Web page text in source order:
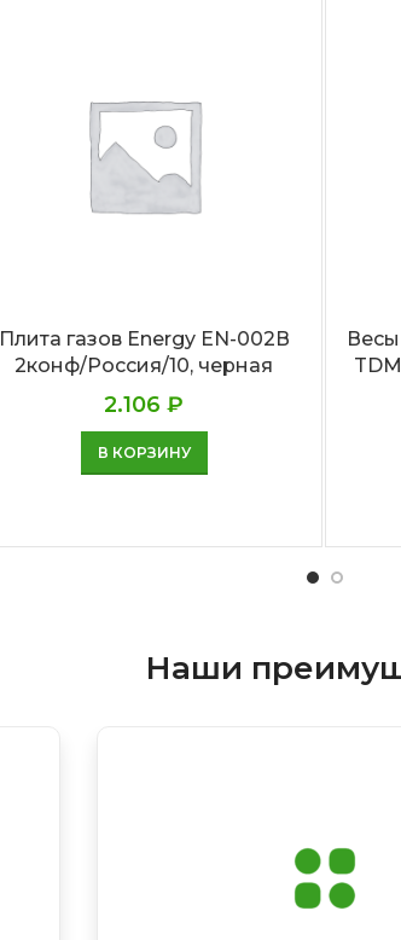
Плита газов Energy EN-002В
2конф/Россия/10, черная
2.106₽
В КОРЗИНУ
Наши